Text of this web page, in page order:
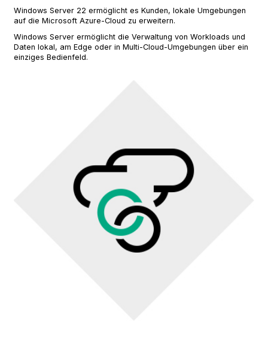
Windows Server 22 ermöglicht es Kunden, lokale Umgebungen
auf die Microsoft Azure-Cloud zu erweitern.
Windows Server ermöglicht die Verwaltung von Workloads und
Daten lokal, am Edge oder in Multi-Cloud-Umgebungen über ein
einziges Bedienfeld.